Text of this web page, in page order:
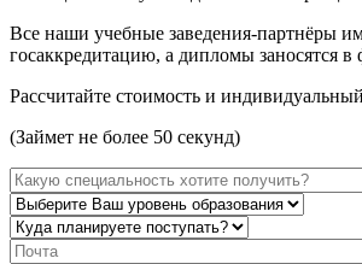
Все наши учебные заведения-партнёры
госаккредитацию, а дипломы заносятся в
Рассчитайте стоимость и
(Займет не более 50 секунд)